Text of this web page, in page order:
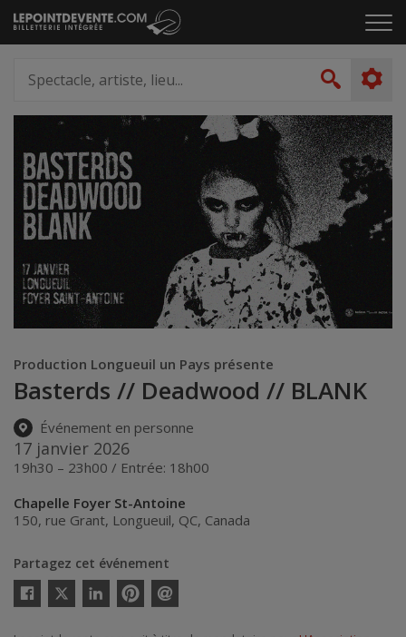
Passer
au
le
artiste,
lieu...
Production Longueuil un Pays présente
Basterds // Deadwood // BLANK
Événement en personne
17 janvier 2026
19h30 – 23h00 / Entrée: 18h00
Chapelle Foyer St-Antoine
150, rue Grant, Longueuil, QC, Canada
Partagez cet événement
Twitter